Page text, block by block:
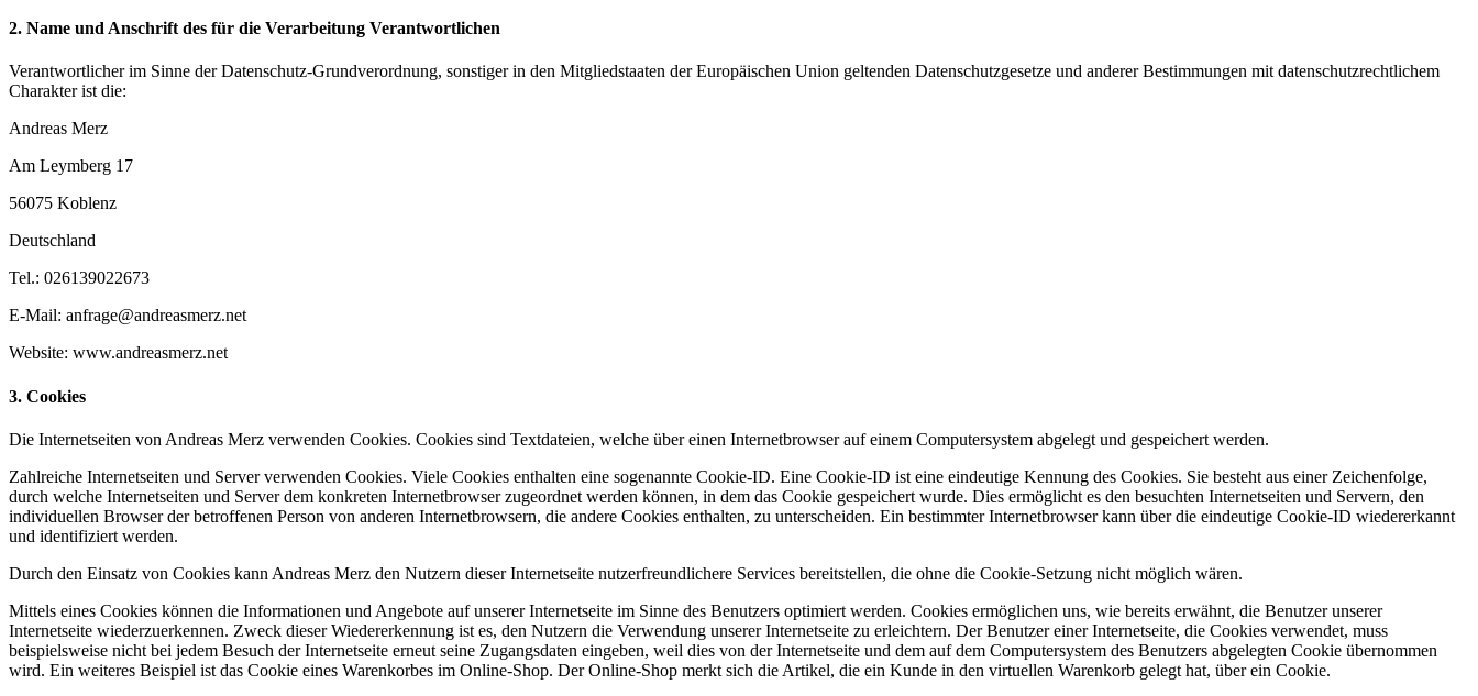
2. Name und Anschrift des für die Verarbeitung Verantwortlichen
Verantwortlicher im Sinne der Datenschutz-Grundverordnung, sonstiger in den Mitgliedstaaten der Europäischen Union geltenden Datenschutzgesetze und anderer Bestimmungen mit datenschutzrechtlichem
Charakter ist die:
Andreas Merz
Am Leymberg 17
56075 Koblenz
Deutschland
Tel.: 026139022673
E-Mail: anfrage@andreasmerz.net
Website: www.andreasmerz.net
3. Cookies
Die Internetseiten von Andreas Merz verwenden Cookies. Cookies sind Textdateien, welche über einen Internetbrowser auf einem Computersystem abgelegt und gespeichert werden.
Zahlreiche Internetseiten und Server verwenden Cookies. Viele Cookies enthalten eine sogenannte Cookie-ID. Eine Cookie-ID ist eine eindeutige Kennung des Cookies. Sie besteht aus einer Zeichenfolge,
durch welche Internetseiten und Server dem konkreten Internetbrowser zugeordnet werden können, in dem das Cookie gespeichert wurde. Dies ermöglicht es den besuchten Internetseiten und Servern, den
individuellen Browser der betroffenen Person von anderen Internetbrowsern, die andere Cookies enthalten, zu unterscheiden. Ein bestimmter Internetbrowser kann über die eindeutige Cookie-ID wiedererkannt
und identifiziert werden.
Durch den Einsatz von Cookies kann Andreas Merz den Nutzern dieser Internetseite nutzerfreundlichere Services bereitstellen, die ohne die Cookie-Setzung nicht möglich wären.
Mittels eines Cookies können die Informationen und Angebote auf unserer Internetseite im Sinne des Benutzers optimiert werden. Cookies ermöglichen uns, wie bereits erwähnt, die Benutzer unserer
Internetseite wiederzuerkennen. Zweck dieser Wiedererkennung ist es, den Nutzern die Verwendung unserer Internetseite zu erleichtern. Der Benutzer einer Internetseite, die Cookies verwendet, muss
beispielsweise nicht bei jedem Besuch der Internetseite erneut seine Zugangsdaten eingeben, weil dies von der Internetseite und dem auf dem Computersystem des Benutzers abgelegten Cookie übernommen
wird. Ein weiteres Beispiel ist das Cookie eines Warenkorbes im Online-Shop. Der Online-Shop merkt sich die Artikel, die ein Kunde in den virtuellen Warenkorb gelegt hat, über ein Cookie.